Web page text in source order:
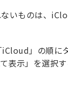
いものは、
」の順に
表示」を選択